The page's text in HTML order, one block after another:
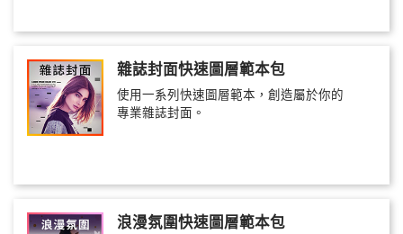
雜誌封面快速圖層範本包
使用一系列快速圖層範本，創造屬於你的
專業雜誌封面。
浪漫氛圍快速圖層範本包